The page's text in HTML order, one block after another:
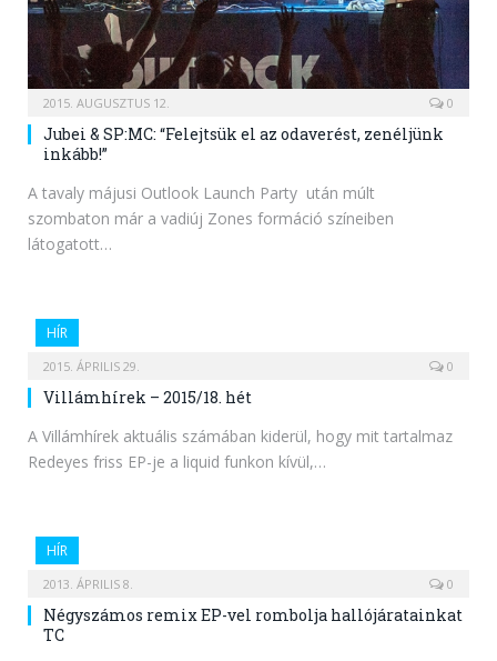
2015. AUGUSZTUS 12. 0
Jubei & SP:MC: “Felejtsük el az odaverést, zenéljünk
inkább!”
A tavaly májusi Outlook Launch Party után múlt
szombaton már a vadiúj Zones formáció színeiben
látogatott…
HÍR
2015. ÁPRILIS 29. 0
Villámhírek – 2015/18. hét
A Villámhírek aktuális számában kiderül, hogy mit tartalmaz
Redeyes friss EP-je a liquid funkon kívül,…
HÍR
2013. ÁPRILIS 8. 0
Négyszámos remix EP-vel rombolja hallójáratainkat
TC